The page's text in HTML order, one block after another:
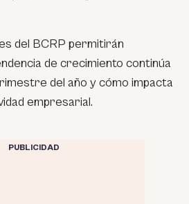
del BCRP permitirán
de crecimiento continúa
del año y cómo impacta
empresarial.
PUBLICIDAD